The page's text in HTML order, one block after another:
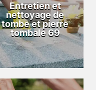
Entretien et
nettoyage de
tombe et pierre
tombale 69